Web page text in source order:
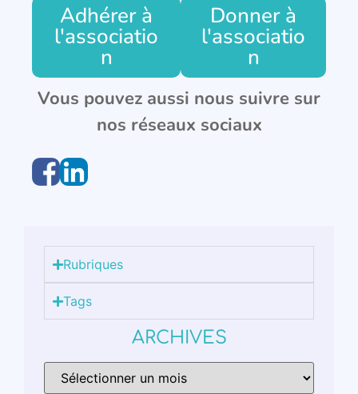
Adhérer à
l'associatio
n
Donner à
l'associatio
n
Vous pouvez aussi nous suivre sur
nos réseaux sociaux
Rubriques
Tags
ARCHIVES